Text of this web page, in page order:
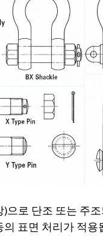
로 단조 또는 주
표면 처리가 적